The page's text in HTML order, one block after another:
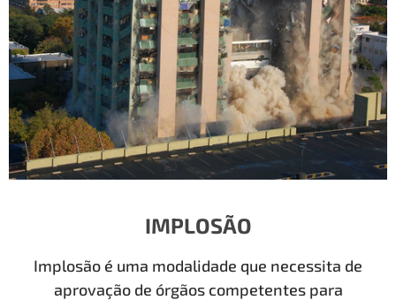
IMPLOSÃO
Implosão é uma modalidade que necessita de
aprovação de órgãos competentes para